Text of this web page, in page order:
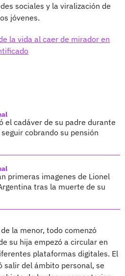
sociales y la viralización de
jóvenes.
la vida al caer de mirador en
el cadáver de su padre durante
cobrando su pensión
primeras imagenes de Lionel
tras la muerte de su
la menor, todo comenzó
su hija empezó a circular en
plataformas digitales. El
salir del ámbito personal, se